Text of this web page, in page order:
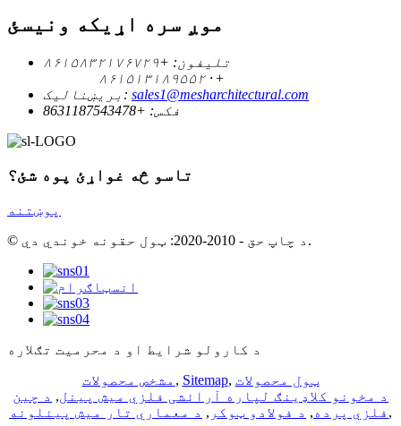
موږ سره اړیکه ونیسئ
تلیفون: +۸۶۱۵۸۳۲۱۷۶۷۲۹
+۸۶۱۵۱۳۱۸۹۵۵۲۰
بریښنالیک: sales1@mesharchitectural.com
فکس: +8631187543478
تاسو څه غواړئ پوه شئ؟
پوښتنه
© د چاپ حق - 2010-2020: ټول حقونه خوندي دي.
د کارولو شرایط او د محرمیت تګلاره
مشخص محصولات , Sitemap, ټول محصولات
د مخونو کلاډینګ لپاره آرائشی فلزي میش پینل, د چین
فلزي پرده , د فولادو ټوکر , د معماري تار میش پینلونه ,